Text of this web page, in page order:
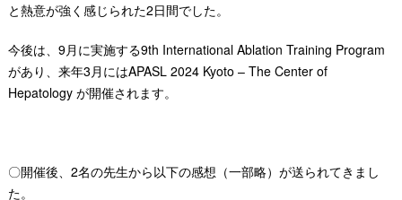
と熱意が強く感じられた2日間でした。
今後は、9月に実施する9th International Ablation Training Program
があり、来年3月にはAPASL 2024 Kyoto – The Center of
Hepatology が開催されます。
〇開催後、2名の先生から以下の感想（一部略）が送られてきまし
た。